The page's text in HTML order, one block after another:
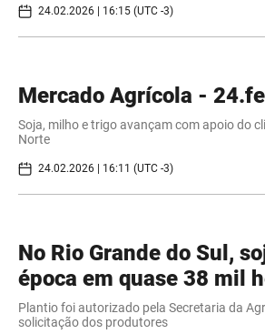
24.02.2026 | 16:15 (UTC -3)
Mercado Agrícola -
Soja, milho e trigo avançam com apoio do
Norte
24.02.2026 | 16:11 (UTC -3)
No Rio Grande do Sul,
época em quase 38 mil
Plantio foi autorizado pela Secretaria da
solicitação dos produtores